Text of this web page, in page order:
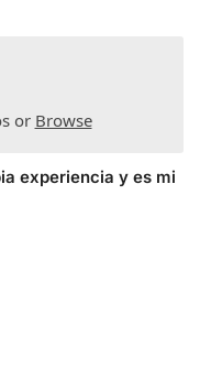
or Browse
experiencia y es mi